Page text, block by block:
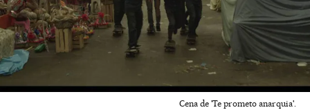
Cena de 'Te prometo anarquia'.